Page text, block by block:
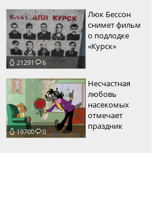
21291 6
Люк Бессон
снимет фильм
о подлодке
«Курск»
19700 0
Несчастная
любовь
насекомых
отмечает
праздник